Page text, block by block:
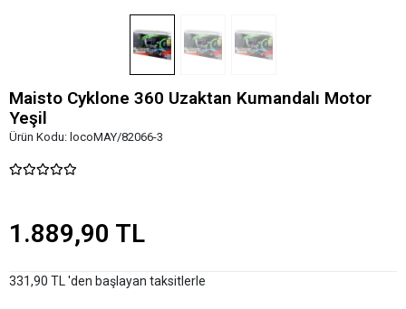
Maisto Cyklone 360 Uzaktan Kumandalı Motor
Yeşil
Ürün Kodu: locoMAY/82066-3
1.889,90 TL
331,90 TL 'den başlayan taksitlerle